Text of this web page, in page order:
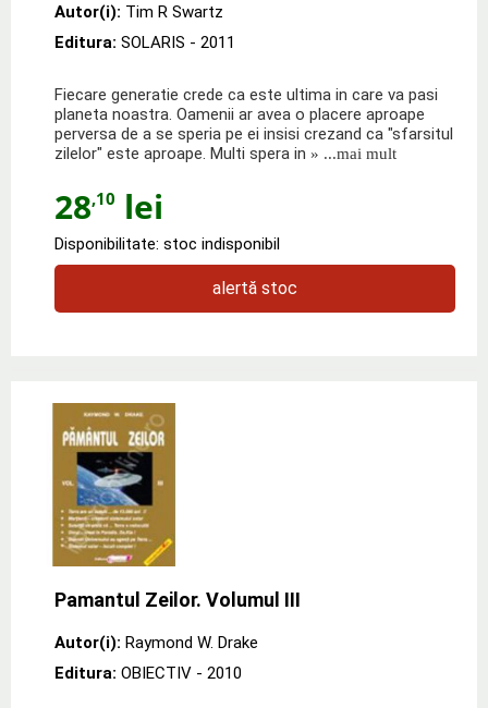
Autor(i): Tim R Swartz
Editura: SOLARIS - 2011
Fiecare generatie crede ca este ultima in care va pasi
planeta noastra. Oamenii ar avea o placere aproape
perversa de a se speria pe ei insisi crezand ca "sfarsitul
zilelor" este aproape. Multi spera in » ...mai mult
28,10 lei
Disponibilitate: stoc indisponibil
alertă stoc
Pamantul Zeilor. Volumul III
Autor(i): Raymond W. Drake
Editura: OBIECTIV - 2010